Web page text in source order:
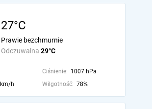
27°C
Odczuwalna 29°C
Prawie bezchmurnie
Ciśnienie: 1007 hPa
h Wilgotność: 78%